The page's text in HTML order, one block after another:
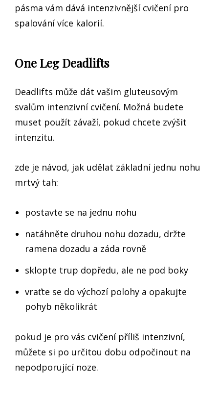
pásma vám dává intenzivnější cvičení pro
spalování více kalorií.
One Leg Deadlifts
Deadlifts může dát vašim gluteusovým
svalům intenzivní cvičení. Možná budete
muset použít závaží, pokud chcete zvýšit
intenzitu.
zde je návod, jak udělat základní jednu nohu
mrtvý tah:
postavte se na jednu nohu
natáhněte druhou nohu dozadu, držte
ramena dozadu a záda rovně
sklopte trup dopředu, ale ne pod boky
vraťte se do výchozí polohy a opakujte
pohyb několikrát
pokud je pro vás cvičení příliš intenzivní,
můžete si po určitou dobu odpočinout na
nepodporující noze.